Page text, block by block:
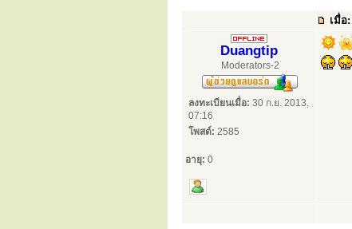
เมื่อ:
Duangtip
Moderators-2
ลงทะเบียนเมื่อ: 30 ก.ย. 2013,
07:16
โพสต์: 2585
อายุ: 0